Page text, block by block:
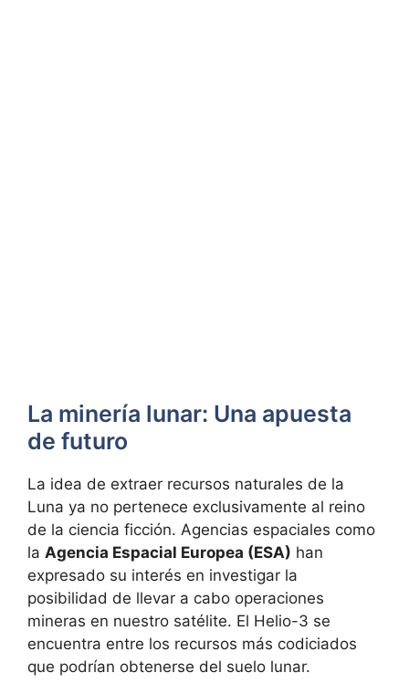
La minería lunar: Una apuesta
de futuro
La idea de extraer recursos naturales de la
Luna ya no pertenece exclusivamente al reino
de la ciencia ficción. Agencias espaciales como
la Agencia Espacial Europea (ESA) han
expresado su interés en investigar la
posibilidad de llevar a cabo operaciones
mineras en nuestro satélite. El Helio-3 se
encuentra entre los recursos más codiciados
que podrían obtenerse del suelo lunar.